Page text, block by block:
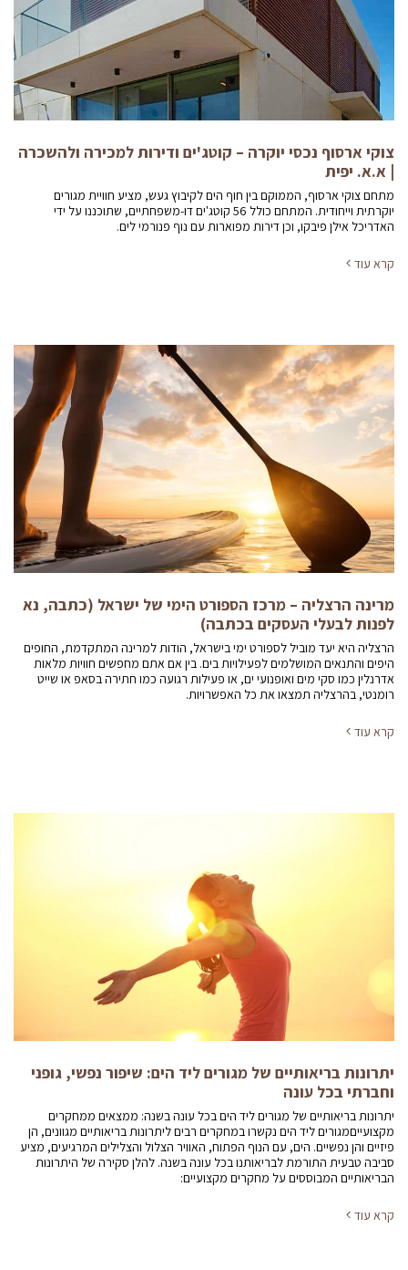
צוקי ארסוף נכסי יוקרה – קוטג'ים ודירות למכירה ולהשכרה
| א.א. יפית
מתחם צוקי ארסוף, הממוקם בין חוף הים לקיבוץ געש, מציע חוויית מגורים
יוקרתית וייחודית. המתחם כולל 56 קוטג'ים דו-משפחתיים, שתוכננו על ידי
האדריכל אילן פיבקו, וכן דירות מפוארות עם נוף פנורמי לים.
קרא עוד
מרינה הרצליה – מרכז הספורט הימי של ישראל (כתבה, נא
לפנות לבעלי העסקים בכתבה)
הרצליה היא יעד מוביל לספורט ימי בישראל, הודות למרינה המתקדמת, החופים
היפים והתנאים המושלמים לפעילויות בים. בין אם אתם מחפשים חוויות מלאות
אדרנלין כמו סקי מים ואופנועי ים, או פעילות רגועה כמו חתירה בסאפ או שייט
רומנטי, בהרצליה תמצאו את כל האפשרויות.
קרא עוד
יתרונות בריאותיים של מגורים ליד הים: שיפור נפשי, גופני
וחברתי בכל עונה
יתרונות בריאותיים של מגורים ליד הים בכל עונה בשנה: ממצאים ממחקרים
מקצועייםמגורים ליד הים נקשרו במחקרים רבים ליתרונות בריאותיים מגוונים, הן
פיזיים והן נפשיים. הים, עם הנוף הפתוח, האוויר הצלול והצלילים המרגיעים, מציע
סביבה טבעית התורמת לבריאותנו בכל עונה בשנה. להלן סקירה של היתרונות
הבריאותיים המבוססים על מחקרים מקצועיים:
קרא עוד